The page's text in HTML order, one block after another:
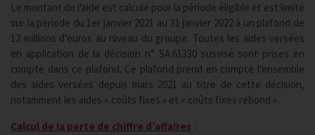
Le montant de l’aide est calculé pour la période éligible et est limité
sur la période du 1er janvier 2021 au 31 janvier 2022 à un plafond de
12 millions d’euros au niveau du groupe. Toutes les aides versées
en application de la décision n° SA.61330 susvisé sont prises en
compte dans ce plafond. Ce plafond prend en compte l’ensemble
des aides versées depuis mars 2021 au titre de cette décision,
notamment les aides « coûts fixes » et « coûts fixes rebond ».
Calcul de la perte de chiffre d’affaires :